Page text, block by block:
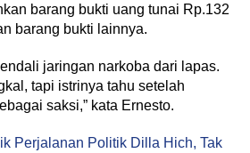
barang bukti uang tunai Rp.132
barang bukti lainnya.
jaringan narkoba dari lapas.
tapi istrinya tahu setelah
saksi,” kata Ernesto.
Perjalanan Politik Dilla Hich, Tak